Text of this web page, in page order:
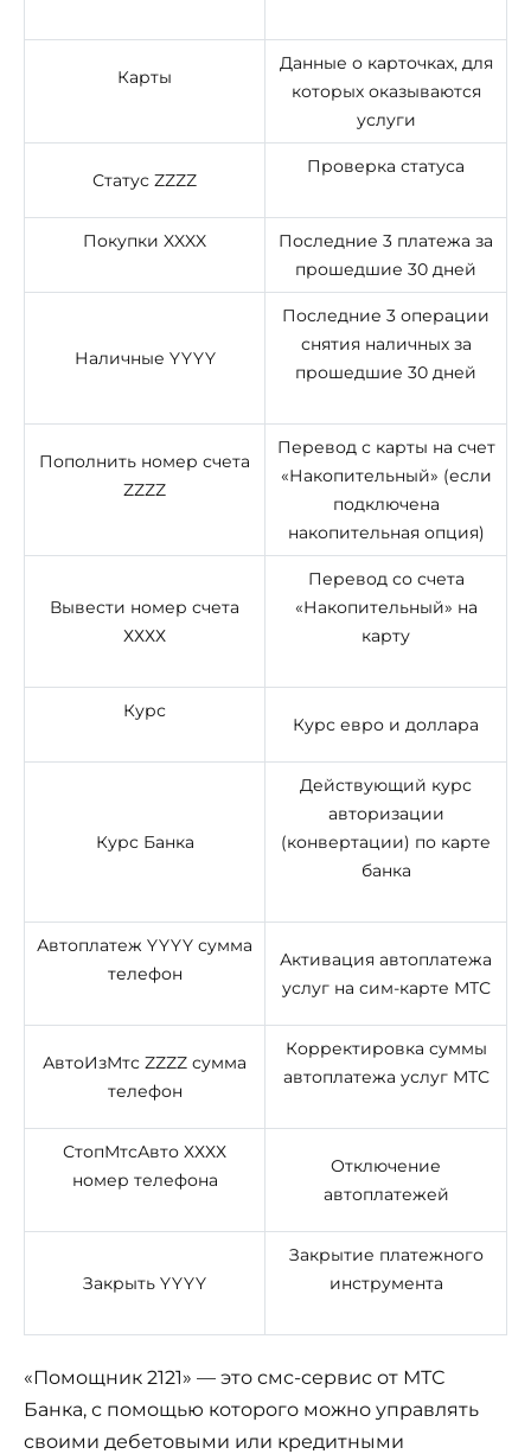
Карты
Данные о карточках, для
которых оказываются
услуги
Статус ZZZZ
Проверка статуса
Покупки XXXX
Последние 3 платежа за
прошедшие 30 дней
Наличные YYYY
Последние 3 операции
снятия наличных за
прошедшие 30 дней
Пополнить номер счета
ZZZZ
Перевод с карты на счет
«Накопительный» (если
подключена
накопительная опция)
Вывести номер счета
ХХХХ
Перевод со счета
«Накопительный» на
карту
Курс
Курс евро и доллара
Курс Банка
Действующий курс
авторизации
(конвертации) по карте
банка
Автоплатеж YYYY сумма
телефон
Активация автоплатежа
услуг на сим-карте МТС
АвтоИзМтс ZZZZ сумма
телефон
Корректировка суммы
автоплатежа услуг МТС
СтопМтсАвто ХХХХ
номер телефона
Отключение
автоплатежей
Закрыть YYYY
Закрытие платежного
инструмента
«Помощник 2121» — это смс-сервис от МТС
Банка, с помощью которого можно управлять
своими дебетовыми или кредитными